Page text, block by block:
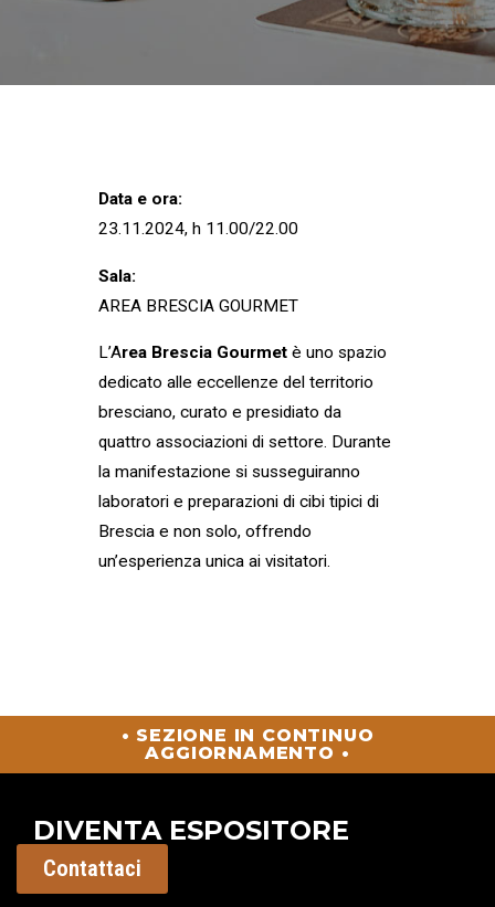
Data e ora:
23.11.2024, h 11.00/22.00
Sala:
AREA BRESCIA GOURMET
L’Area Brescia Gourmet è uno spazio
dedicato alle eccellenze del territorio
bresciano, curato e presidiato da
quattro associazioni di settore. Durante
la manifestazione si susseguiranno
laboratori e preparazioni di cibi tipici di
Brescia e non solo, offrendo
un’esperienza unica ai visitatori.
• SEZIONE IN CONTINUO
AGGIORNAMENTO •
DIVENTA ESPOSITORE
Contattaci